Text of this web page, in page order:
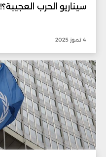
سيناريو الحرب العجيبة؟!
4 تموز 2025